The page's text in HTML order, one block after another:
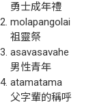
勇士成年禮
molapangolai
祖靈祭
asavasavahe
男性青年
atamatama
父字輩的稱呼